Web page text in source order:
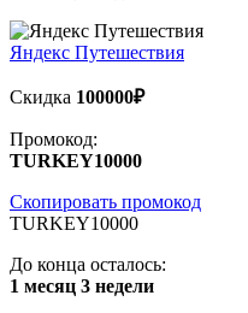
Яндекс Путешествия
Скидка 100000₽
Промокод:
TURKEY10000
Скопировать промокод
TURKEY10000
До конца осталось:
1 месяц 3 недели